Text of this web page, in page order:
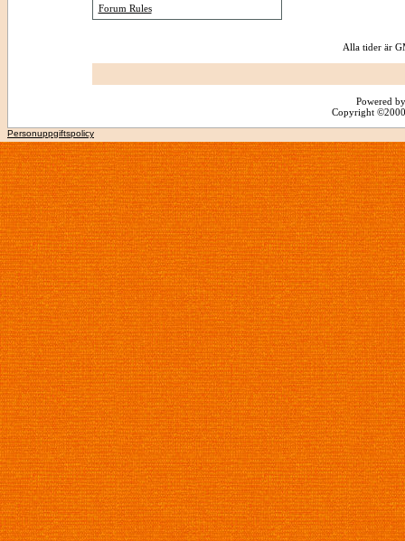
Forum Rules
Alla tider är
Powered
Copyright
Personuppgiftspolicy